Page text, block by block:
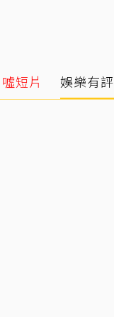
噓短片 娛樂有評